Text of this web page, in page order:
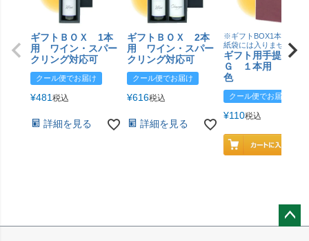
ギフトＢＯＸ 1本
用 ワイン・スパー
クリング対応可
クール便でお届け
¥481税込
詳細を見る
ギフトＢＯＸ 2本
用 ワイン・スパー
クリング対応可
クール便でお届け
¥616税込
詳細を見る
※ギフトBOX1本用はこ
紙袋には入りません
ギフト用手提げＢ
Ｇ １本用 エン
色
クール便でお届け
¥110税込